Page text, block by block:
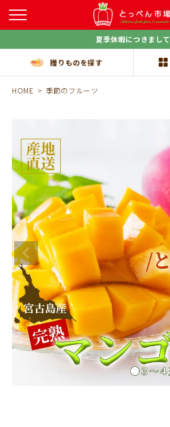
夏季休暇につきまして
贈りものを探す
HOME 季節のフルーツ